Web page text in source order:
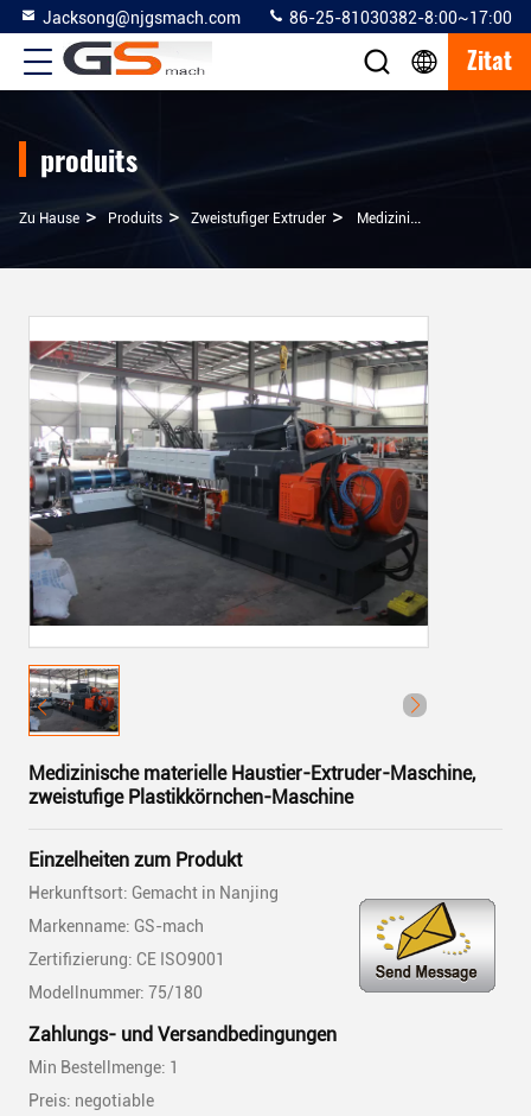
Jacksong@njgsmach.com 86-25-81030382-8:00~17:00
Zitat
produits
Zu Hause > Produits > Zweistufiger Extruder > Medizinische Materielle Haustier-Extruder-Maschine, Zweistufige Plastikkörnchen-Maschine
Medizinische materielle Haustier-Extruder-Maschine,
zweistufige Plastikkörnchen-Maschine
Einzelheiten zum Produkt
Herkunftsort: Gemacht in Nanjing
Markenname: GS-mach
Zertifizierung: CE ISO9001
Modellnummer: 75/180
Zahlungs- und Versandbedingungen
Min Bestellmenge: 1
Preis: negotiable